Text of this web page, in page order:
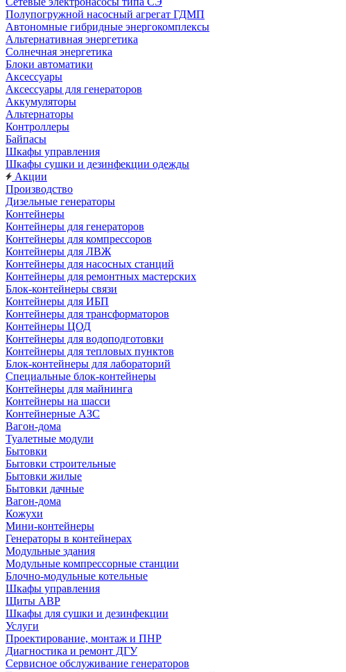
Полупогружной насосный агрегат ГДМП
Автономные гибридные энергокомплексы
Альтернативная энергетика
Солнечная энергетика
Блоки автоматики
Аксессуары
Аксессуары для генераторов
Аккумуляторы
Альтернаторы
Контроллеры
Байпасы
Шкафы управления
Шкафы сушки и дезинфекции одежды
Акции
Производство
Дизельные генераторы
Контейнеры
Контейнеры для генераторов
Контейнеры для компрессоров
Контейнеры для ЛВЖ
Контейнеры для насосных станций
Контейнеры для ремонтных мастерских
Блок-контейнеры связи
Контейнеры для ИБП
Контейнеры для трансформаторов
Контейнеры ЦОД
Контейнеры для водоподготовки
Контейнеры для тепловых пунктов
Блок-контейнеры для лабораторий
Специальные блок-контейнеры
Контейнеры для майнинга
Контейнеры на шасси
Контейнерные АЗС
Вагон-дома
Туалетные модули
Бытовки
Бытовки строительные
Бытовки жилые
Бытовки дачные
Вагон-дома
Кожухи
Мини-контейнеры
Генераторы в контейнерах
Модульные здания
Модульные компрессорные станции
Блочно-модульные котельные
Шкафы управления
Щиты АВР
Шкафы для сушки и дезинфекции
Услуги
Проектирование, монтаж и ПНР
Диагностика и ремонт ДГУ
Сервисное обслуживание генераторов